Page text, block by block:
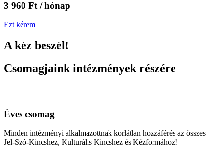
3 960 Ft / hónap
Ezt kérem
A kéz beszél!
Csomagjaink intézmények részére
Éves csomag
Minden intézményi alkalmazottnak korlátlan hozzáférés az összes
Jel-Szó-Kincshez, Kulturális Kincshez és Kézformához!